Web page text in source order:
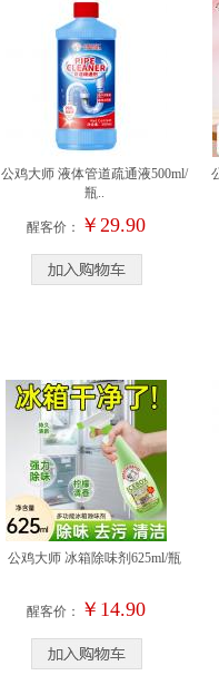
公鸡大师 液体管道疏通液500ml/
瓶..
醒客价： ￥29.90
公鸡大师 冰箱除味剂625ml/瓶
醒客价： ￥14.90